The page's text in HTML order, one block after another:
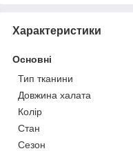
Характеристики
Основні
Тип тканини
Довжина халата
Колір
Стан
Сезон